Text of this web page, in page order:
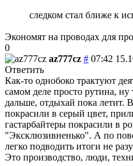
следком стал ближе к
Экономят на проводах для
0
az777cz # 07:42
Ответить
Как-то однобоко трактуют
самом деле просто рутина,
дальше, отдыхай пока летит.
покрасили в серый цвет,
гастарбайтеры покрасили в
"Эксклюзивненько". А по
легко подводить итоги не
Это производство, люди,